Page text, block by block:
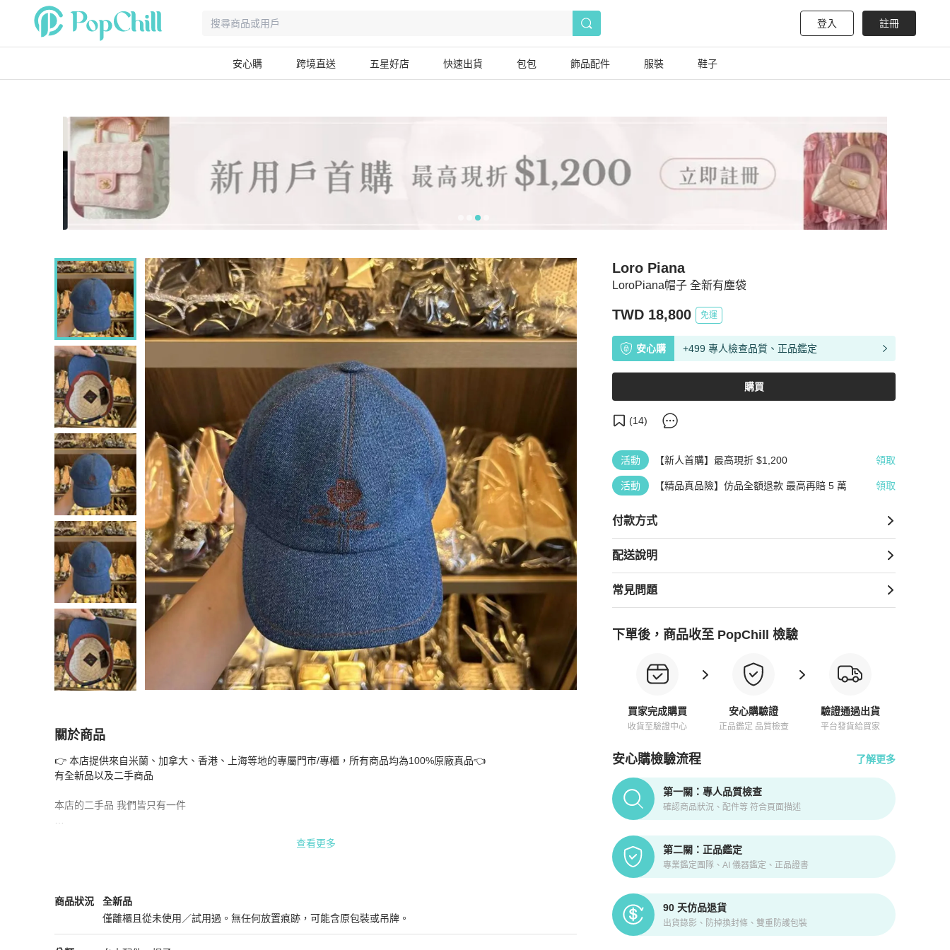
登入 註冊
安心購 跨境直送 五星好店 快速出貨 包包 飾品配件 服裝 鞋子
LoroPiana帽子 全新有塵袋
Loro Piana
TWD 18,800 免運
安心購 +499 專人檢查品質、正品鑑定
購買
(14)
活動 【新人首購】最高現折 $1,200 領取
活動 【精品真品險】仿品全額退款 最高再賠 5 萬 領取
付款方式
配送說明
常見問題
下單後，商品收至 PopChill 檢驗
買家完成購買
收貨至驗證中心
安心購驗證
正品鑑定 品質檢查
驗證通過出貨
平台發貨給買家
安心購檢驗流程 了解更多
PopChill拍拍圈正品驗證、安心購檢驗流程介紹
第一關：專人品質檢查
確認商品狀況、配件等 符合頁面描述
第二關：正品鑑定
專業鑑定團隊、AI 儀器鑑定、正品證書
90 天仿品退貨
出貨錄影、防掉換封條、雙重防護包裝
關於商品
關於LoroPiana帽子 全新有塵袋商品詳情與購買須知
👉 本店提供來自米蘭、加拿大、香港、上海等地的專屬門市/專櫃，所有商品均為100%原廠真品👈
有全新品以及二手商品
本店的二手品 我們皆只有一件
查看更多
商品狀況
Loro Piana 女士配件
全新品
僅離櫃且從未使用／試用過。無任何放置痕跡，可能含原包裝或吊牌。
全新品